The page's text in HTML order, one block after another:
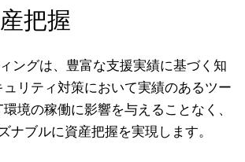
把握
ングは、豊富な支援実績に基づく知
リティ対策において実績のあるツー
境の稼働に影響を与えることなく、
ナブルに資産把握を実現します。